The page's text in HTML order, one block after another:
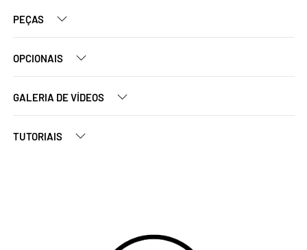
PEÇAS
OPCIONAIS
GALERIA DE VÍDEOS
TUTORIAIS